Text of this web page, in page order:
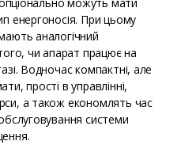
опціонально можуть мати
енергоносія. При цьому
аналогічний
чи апарат працює на
Водночас компактні, але
прості в управлінні,
а також економлять час
системи